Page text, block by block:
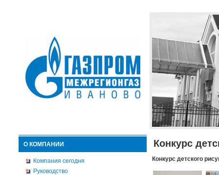
О КОМПАНИИ
Компания сегодня
Руководство
Конкурс
Конкурс детского